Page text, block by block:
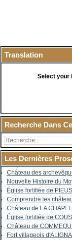
Translation
Select your
Recherche Dans
Les Dernières
Château des
Nouvelle Histoire du
Église fortifiée de
Comprendre les
Château de LA
Église fortifiée de
Château de
Fort villageois